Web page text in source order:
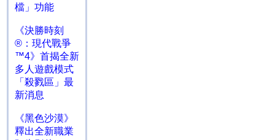
檔」功能
《決勝時刻
®：現代戰爭
™4》首揭全新
多人遊戲模式
「殺戮區」最
新消息
《黑色沙漠》
釋出全新職業